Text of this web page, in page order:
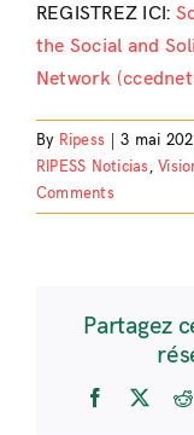
REGISTREZ ICI:
the Social and
Network
By Ripess 3 mai
RIPESS Noticias,
Comments
Partagez
Facebook
X